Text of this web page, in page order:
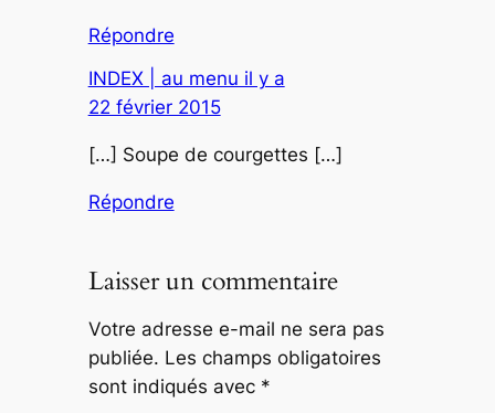
Répondre
INDEX | au menu il y a
22 février 2015
[…] Soupe de courgettes […]
Répondre
Laisser un commentaire
Votre adresse e-mail ne sera pas
publiée. Les champs obligatoires
sont indiqués avec *